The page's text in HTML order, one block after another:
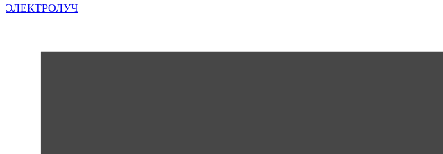
ЭЛЕКТРОЛУЧ